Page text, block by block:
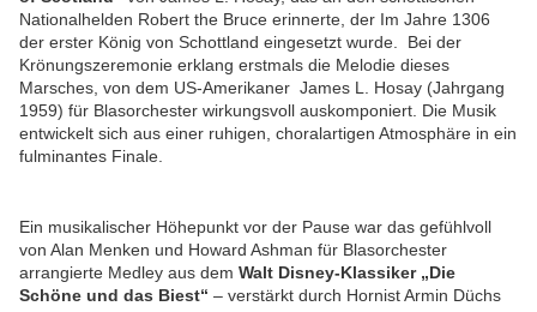
Nationalhelden Robert the Bruce erinnerte, der Im Jahre 1306
der erster König von Schottland eingesetzt wurde. Bei der
Krönungszeremonie erklang erstmals die Melodie dieses
Marsches, von dem US-Amerikaner James L. Hosay (Jahrgang
1959) für Blasorchester wirkungsvoll auskomponiert. Die Musik
entwickelt sich aus einer ruhigen, choralartigen Atmosphäre in ein
fulminantes Finale.
Ein musikalischer Höhepunkt vor der Pause war das gefühlvoll
von Alan Menken und Howard Ashman für Blasorchester
arrangierte Medley aus dem Walt Disney-Klassiker „Die
Schöne und das Biest“ – verstärkt durch Hornist Armin Düchs